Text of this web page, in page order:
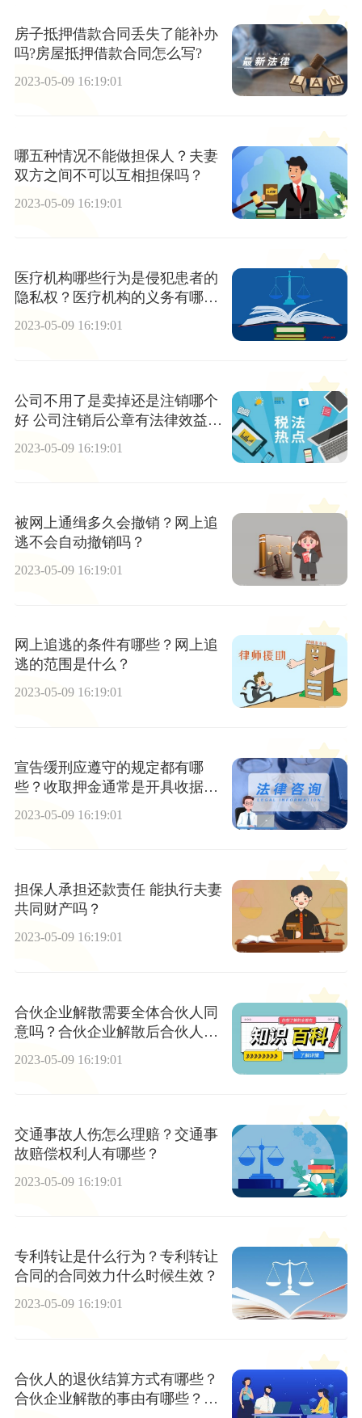
房子抵押借款合同丢失了能补办
吗?房屋抵押借款合同怎么写?
2023-05-09 16:19:01
哪五种情况不能做担保人？夫妻
双方之间不可以互相担保吗？
2023-05-09 16:19:01
医疗机构哪些行为是侵犯患者的
隐私权？医疗机构的义务有哪
些？
2023-05-09 16:19:01
公司不用了是卖掉还是注销哪个
好 公司注销后公章有法律效益
2023-05-09 16:19:01
被网上通缉多久会撤销？网上追
逃不会自动撤销吗？
2023-05-09 16:19:01
网上追逃的条件有哪些？网上追
逃的范围是什么？
2023-05-09 16:19:01
宣告缓刑应遵守的规定都有哪
些？收取押金通常是开具收据
2023-05-09 16:19:01
担保人承担还款责任 能执行夫妻
共同财产吗？
2023-05-09 16:19:01
合伙企业解散需要全体合伙人同
意吗？合伙企业解散后合伙人能
2023-05-09 16:19:01
交通事故人伤怎么理赔？交通事
故赔偿权利人有哪些？
2023-05-09 16:19:01
专利转让是什么行为？专利转让
合同的合同效力什么时候生效？
2023-05-09 16:19:01
合伙人的退伙结算方式有哪些？
合伙企业解散的事由有哪些？合